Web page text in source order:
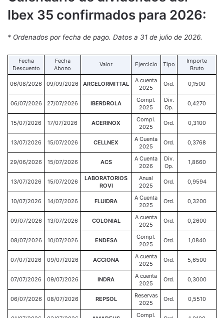
Ibex 35 confirmados para 2026:
* Ordenados por fecha de pago. Datos a 31 de julio de 2026.
Fecha
Descuento
Fecha
Abono
Valor Ejercicio Tipo
Importe
Bruto
06/08/2026 09/09/2026 ARCELORMITTAL
A cuenta
2025
Ord. 0,1500
06/07/2026 27/07/2026 IBERDROLA
Compl.
2025
Div.
Op.
0,4270
15/07/2026 17/07/2026 ACERINOX
Compl.
2025
Ord. 0,3100
13/07/2026 15/07/2026 CELLNEX
A Cuenta
2025
Ord. 0,3768
29/06/2026 15/07/2026 ACS
A Cuenta
2026
Div.
Op.
1,8660
13/07/2026 15/07/2026
LABORATORIOS
ROVI
Anual
2025
Ord. 0,9594
10/07/2026 14/07/2026 FLUIDRA
A Cuenta
2025
Ord. 0,3200
09/07/2026 13/07/2026 COLONIAL
A cuenta
2025
Ord. 0,2600
08/07/2026 10/07/2026 ENDESA
Compl.
2025
Ord. 1,0840
07/07/2026 09/07/2026 ACCIONA
A cuenta
2025
Ord. 5,6500
07/07/2026 09/07/2026 INDRA
A cuenta
2025
Ord. 0,3000
06/07/2026 08/07/2026 REPSOL
Reservas
2025
Ord. 0,5510
Compl.